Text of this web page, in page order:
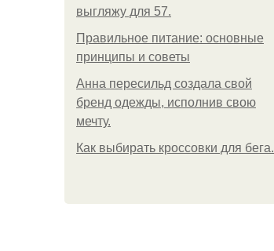
выгляжу для 57.
Правильное питание: основные
принципы и советы
Анна пересильд создала свой
бренд одежды, исполнив свою
мечту.
Как выбирать кроссовки для бега.